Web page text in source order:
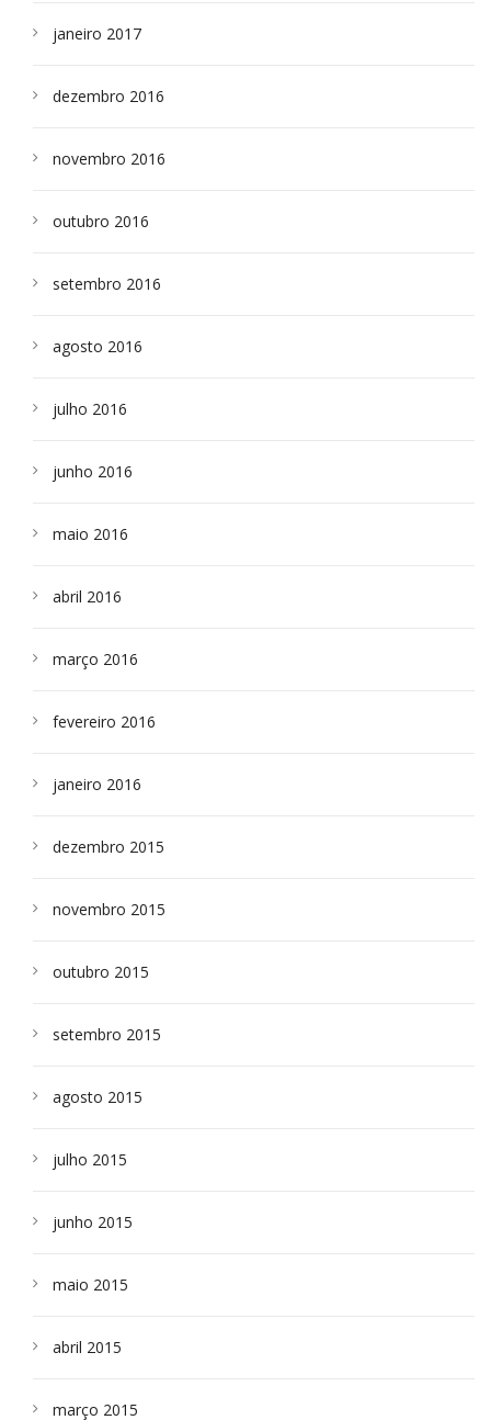
janeiro 2017
dezembro 2016
novembro 2016
outubro 2016
setembro 2016
agosto 2016
julho 2016
junho 2016
maio 2016
abril 2016
março 2016
fevereiro 2016
janeiro 2016
dezembro 2015
novembro 2015
outubro 2015
setembro 2015
agosto 2015
julho 2015
junho 2015
maio 2015
abril 2015
março 2015